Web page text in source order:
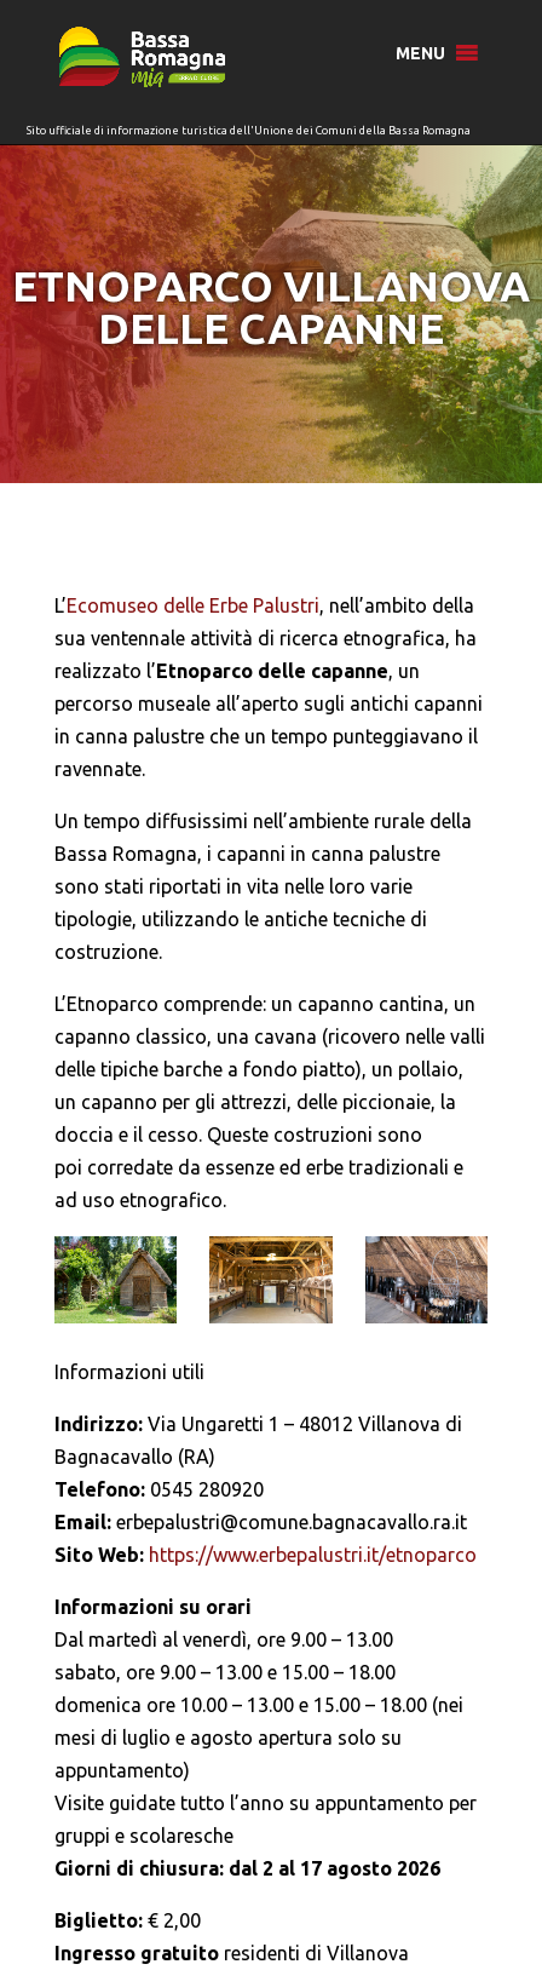
MENU
ETNOPARCO VILLANOVA
DELLE CAPANNE
L’Ecomuseo delle Erbe Palustri, nell’ambito della
sua ventennale attività di ricerca etnografica, ha
realizzato l’Etnoparco delle capanne, un
percorso museale all’aperto sugli antichi capanni
in canna palustre che un tempo punteggiavano il
ravennate.
Un tempo diffusissimi nell’ambiente rurale della
Bassa Romagna, i capanni in canna palustre
sono stati riportati in vita nelle loro varie
tipologie, utilizzando le antiche tecniche di
costruzione.
L’Etnoparco comprende: un capanno cantina, un
capanno classico, una cavana (ricovero nelle valli
delle tipiche barche a fondo piatto), un pollaio,
un capanno per gli attrezzi, delle piccionaie, la
doccia e il cesso. Queste costruzioni sono
poi corredate da essenze ed erbe tradizionali e
ad uso etnografico.
Informazioni utili
Indirizzo: Via Ungaretti 1 – 48012 Villanova di
Bagnacavallo (RA)
Telefono: 0545 280920
Email: erbepalustri@comune.bagnacavallo.ra.it
Sito Web: https://www.erbepalustri.it/etnoparco
Informazioni su orari
Dal martedì al venerdì, ore 9.00 – 13.00
sabato, ore 9.00 – 13.00 e 15.00 – 18.00
domenica ore 10.00 – 13.00 e 15.00 – 18.00 (nei
mesi di luglio e agosto apertura solo su
appuntamento)
Visite guidate tutto l’anno su appuntamento per
gruppi e scolaresche
Giorni di chiusura: dal 2 al 17 agosto 2026
Biglietto: € 2,00
Ingresso gratuito residenti di Villanova